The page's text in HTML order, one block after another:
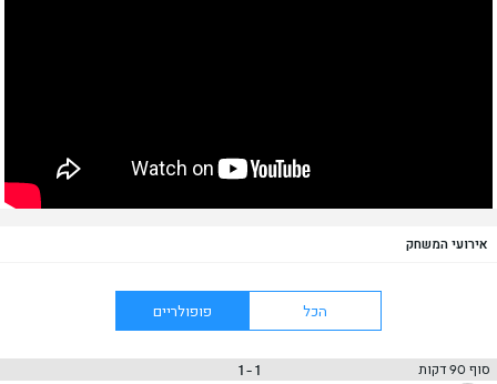
אירועי המשחק
הכל פופולריים
סוף 90 דקות 1 - 1